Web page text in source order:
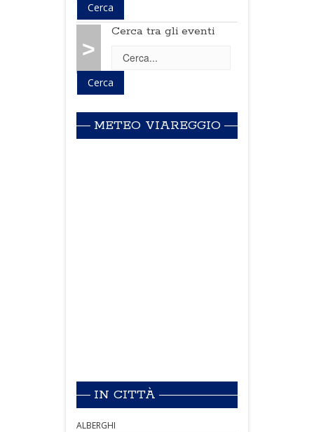
>
Cerca tra gli eventi
METEO VIAREGGIO
IN CITTÀ
ALBERGHI